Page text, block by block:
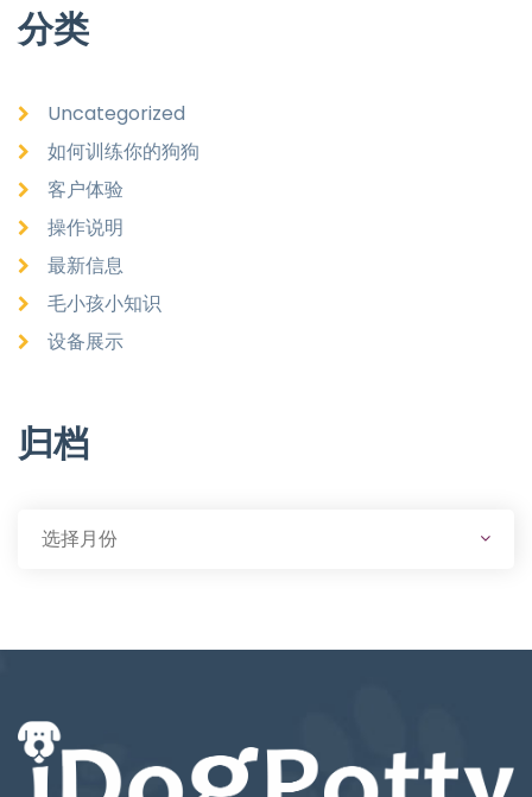
分类
Uncategorized
如何训练你的狗狗
客户体验
操作说明
最新信息
毛小孩小知识
设备展示
归档